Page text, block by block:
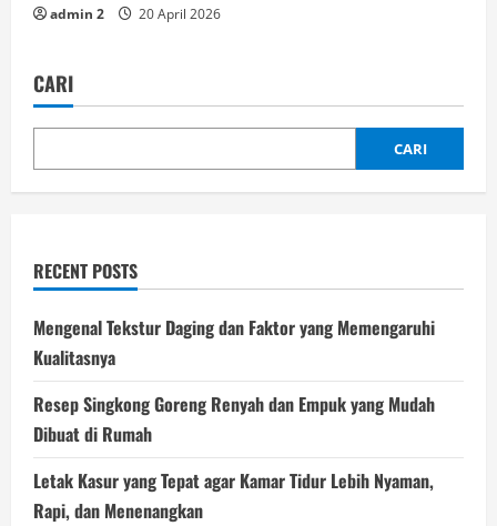
admin 2 20 April 2026
CARI
CARI
RECENT POSTS
Mengenal Tekstur Daging dan Faktor yang Memengaruhi
Kualitasnya
Resep Singkong Goreng Renyah dan Empuk yang Mudah
Dibuat di Rumah
Letak Kasur yang Tepat agar Kamar Tidur Lebih Nyaman,
Rapi, dan Menenangkan